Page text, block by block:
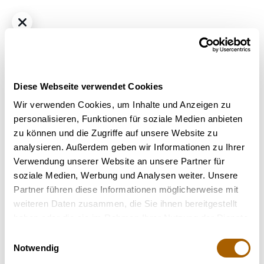
Diese Webseite verwendet Cookies
Wir verwenden Cookies, um Inhalte und Anzeigen zu
personalisieren, Funktionen für soziale Medien anbieten
zu können und die Zugriffe auf unsere Website zu
analysieren. Außerdem geben wir Informationen zu Ihrer
Verwendung unserer Website an unsere Partner für
soziale Medien, Werbung und Analysen weiter. Unsere
Partner führen diese Informationen möglicherweise mit
weiteren Daten zusammen, die Sie ihnen bereitgestellt
Notwendig
Hybrid THC23% CBD1%
avaay Signature 23/1 BYY Blueberry Yum Yum
Bestrahlung: Unbestrahlt
Strain: Blueberry Yum Yum
Terpene: Beta-Caryophyllen, Farnesen, Limonen, Linalool,
Nicht verfügbar